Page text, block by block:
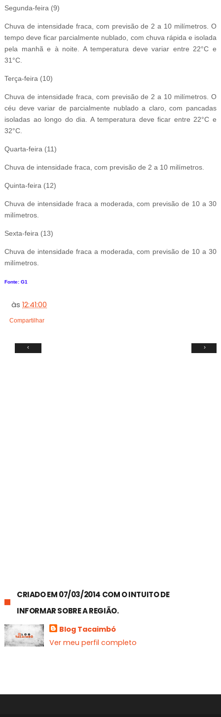
Segunda-feira (9)
Chuva de intensidade fraca, com previsão de 2 a 10 milímetros. O
tempo deve ficar parcialmente nublado, com chuva rápida e isolada
pela manhã e à noite. A temperatura deve variar entre 22°C e
31°C.
Terça-feira (10)
Chuva de intensidade fraca, com previsão de 2 a 10 milímetros. O
céu deve variar de parcialmente nublado a claro, com pancadas
isoladas ao longo do dia. A temperatura deve ficar entre 22°C e
32°C.
Quarta-feira (11)
Chuva de intensidade fraca, com previsão de 2 a 10 milímetros.
Quinta-feira (12)
Chuva de intensidade fraca a moderada, com previsão de 10 a 30
milímetros.
Sexta-feira (13)
Chuva de intensidade fraca a moderada, com previsão de 10 a 30
milímetros.
Fonte: G1
às12:41:00
Compartilhar
‹ ›
CRIADO EM 07/03/2014 COM O INTUITO DE
INFORMAR SOBRE A REGIÃO.
Blog Tacaimbó
Ver meu perfil completo